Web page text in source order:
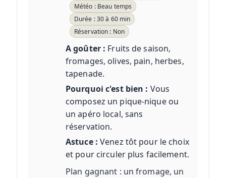
Météo : Beau temps
Durée : 30 à 60 min
Réservation : Non
A goûter : Fruits de saison,
fromages, olives, pain, herbes,
tapenade.
Pourquoi c'est bien : Vous
composez un pique-nique ou
un apéro local, sans
réservation.
Astuce : Venez tôt pour le choix
et pour circuler plus facilement.
Plan gagnant : un fromage, un